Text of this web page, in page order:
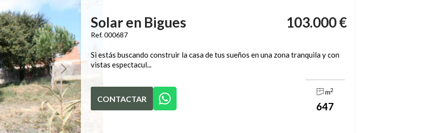
Solar en Bigues
Ref. 000687
103.000 €
Si estás buscando construir la casa de tus sueños en una zona tranquila y con
vistas espectacul...
CONTACTAR
m2
647